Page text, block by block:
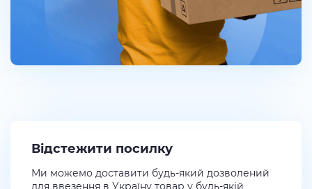
Відстежити посилку
Ми можемо доставити будь-який дозволений